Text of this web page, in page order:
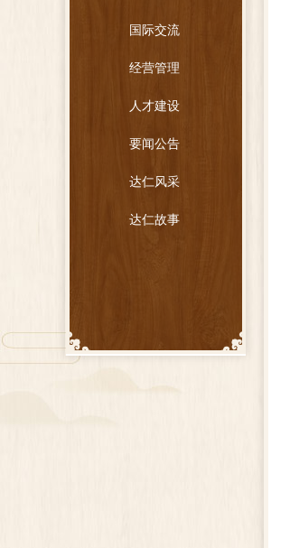
国际交流
经营管理
人才建设
要闻公告
达仁风采
达仁故事